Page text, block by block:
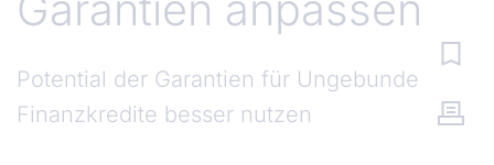
Potential der Garantien für Ungebundene
Finanzkredite besser nutzen